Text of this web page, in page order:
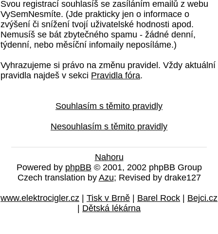
Svou registrací souhlasíš se zasíláním emailů z webu
VySemNesmíte. (Jde prakticky jen o informace o
zvýšení či snížení tvojí uživatelské hodnosti apod.
Nemusíš se bát zbytečného spamu - žádné denní,
týdenní, nebo měsíční infomaily neposíláme.)
Vyhrazujeme si právo na změnu pravidel. Vždy aktuální
pravidla najdeš v sekci Pravidla fóra.
Souhlasím s těmito pravidly
Nesouhlasím s těmito pravidly
Nahoru
Powered by phpBB © 2001, 2002 phpBB Group
Czech translation by Azu; Revised by drake127
www.elektrocigler.cz | Tisk v Brně | Barel Rock | Bejci.cz
| Dětská lékárna